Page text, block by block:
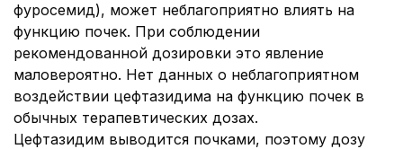
фуросемид), может неблагоприятно влиять на
функцию почек. При соблюдении
рекомендованной дозировки это явление
маловероятно. Нет данных о неблагоприятном
воздействии цефтазидима на функцию почек в
обычных терапевтических дозах.
Цефтазидим выводится почками, поэтому дозу